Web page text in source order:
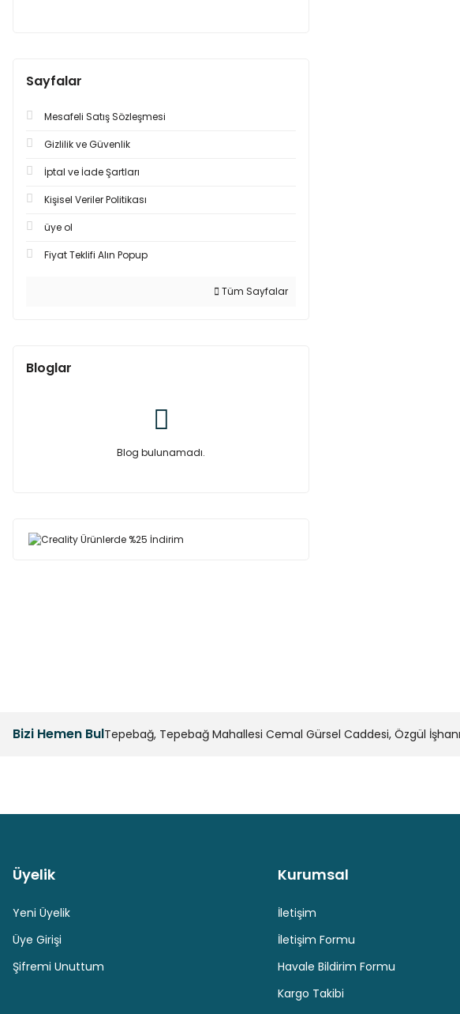
Sayfalar
Mesafeli Satış Sözleşmesi
Gizlilik ve Güvenlik
İptal ve İade Şartları
Kişisel Veriler Politikası
üye ol
Fiyat Teklifi Alın Popup
Tüm Sayfalar
Bloglar
Blog bulunamadı.
Bizi Hemen BulTepebağ, Tepebağ Mahallesi Cemal Gürsel Caddesi, Özgül
Güvenli Ödeme
Üyelik
Yeni Üyelik
Üye Girişi
Şifremi Unuttum
Kurumsal
İletişim
İletişim Formu
Havale Bildirim Formu
Kargo Takibi